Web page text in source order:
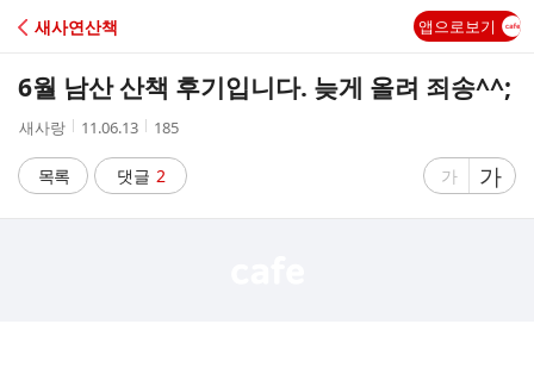
C
A
새사연산책 앱으로보기
6월 남산 산책 후기입니다. 늦게 올려 죄송^^;
작
자
새사랑
작
시
간
11.06.13
조
수
185
목록 댓글 2
글
가
글
자
가